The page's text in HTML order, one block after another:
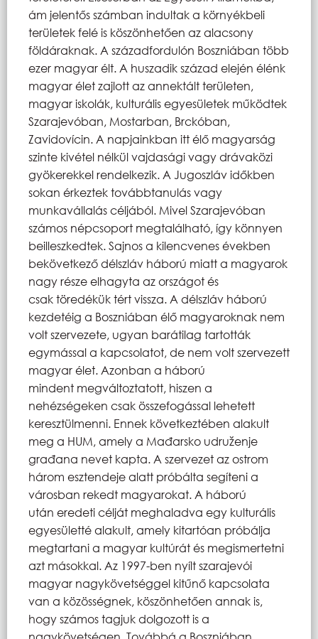
ám jelentős számban indultak a környékbeli
területek felé is köszönhetően az alacsony
földáraknak. A századfordulón Boszniában több
ezer magyar élt. A huszadik század elején élénk
magyar élet zajlott az annektált területen,
magyar iskolák, kulturális egyesületek működtek
Szarajevóban, Mostarban, Brckóban,
Zavidovícin. A napjainkban itt élő magyarság
szinte kivétel nélkül vajdasági vagy drávaközi
gyökerekkel rendelkezik. A Jugoszláv időkben
sokan érkeztek továbbtanulás vagy
munkavállalás céljából. Mivel Szarajevóban
számos népcsoport megtalálható, így könnyen
beilleszkedtek. Sajnos a kilencvenes években
bekövetkező délszláv háború miatt a magyarok
nagy része elhagyta az országot és
csak töredékük tért vissza. A délszláv háború
kezdetéig a Boszniában élő magyaroknak nem
volt szervezete, ugyan barátilag tartották
egymással a kapcsolatot, de nem volt szervezett
magyar élet. Azonban a háború
mindent megváltoztatott, hiszen a
nehézségeken csak összefogással lehetett
keresztülmenni. Ennek következtében alakult
meg a HUM, amely a Mađarsko udruženje
građana nevet kapta. A szervezet az ostrom
három esztendeje alatt próbálta segíteni a
városban rekedt magyarokat. A háború
után eredeti célját meghaladva egy kulturális
egyesületté alakult, amely kitartóan próbálja
megtartani a magyar kultúrát és megismertetni
azt másokkal. Az 1997-ben nyílt szarajevói
magyar nagykövetséggel kitűnő kapcsolata
van a közösségnek, köszönhetően annak is,
hogy számos tagjuk dolgozott is a